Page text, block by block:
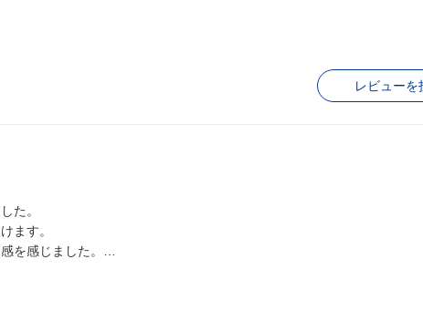
レビューを
た。
ます。
を感じました。
覚が付き纏い、没頭する事...